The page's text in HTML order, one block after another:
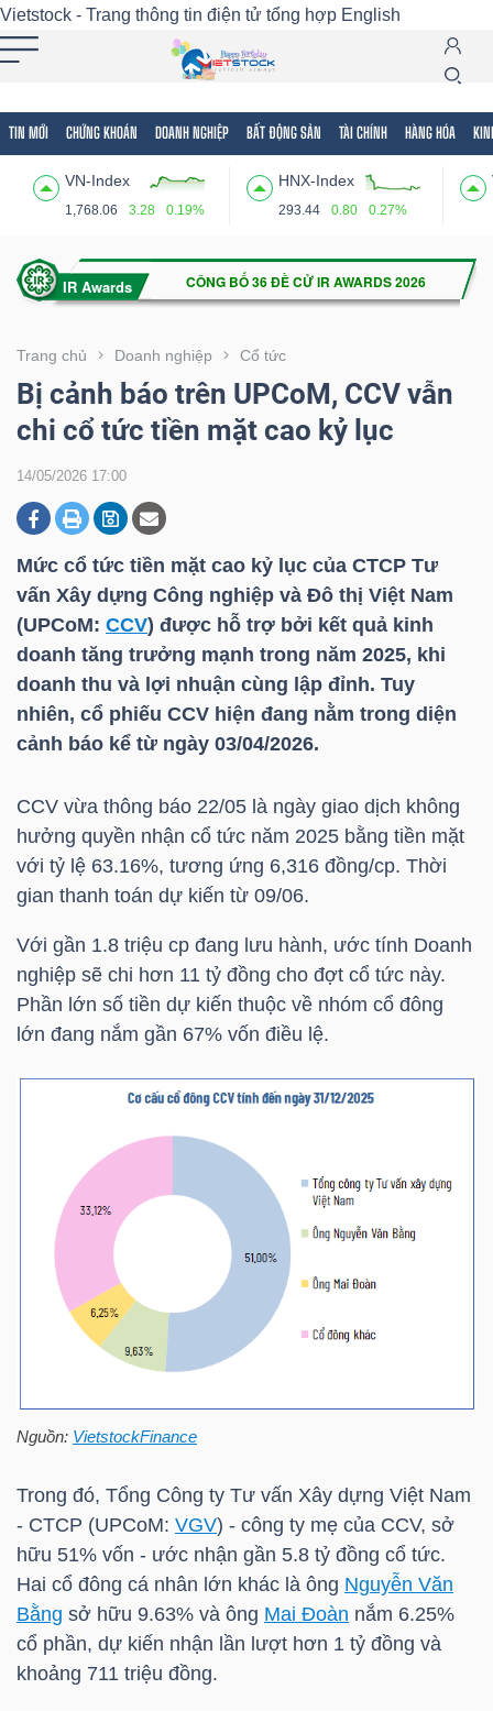
Vietstock - Trang thông tin điện tử tổng hợp English
TIN MỚI CHỨNG KHOÁN DOANH NGHIỆP BẤT ĐỘNG SẢN TÀI CHÍNH HÀNG HÓA
VN-Index
1,768.06 3.28 0.19%
HNX-Index
293.44 0.80 0.27%
Trang chủ Doanh nghiệp Cổ tức
Bị cảnh báo trên UPCoM, CCV vẫn
chi cổ tức tiền mặt cao kỷ lục
14/05/2026 17:00
Mức cổ tức tiền mặt cao kỷ lục của CTCP Tư
vấn Xây dựng Công nghiệp và Đô thị Việt Nam
(UPCoM: CCV) được hỗ trợ bởi kết quả kinh
doanh tăng trưởng mạnh trong năm 2025, khi
doanh thu và lợi nhuận cùng lập đỉnh. Tuy
nhiên, cổ phiếu CCV hiện đang nằm trong diện
cảnh báo kể từ ngày 03/04/2026.
CCV vừa thông báo 22/05 là ngày giao dịch không
hưởng quyền nhận cổ tức năm 2025 bằng tiền mặt
với tỷ lệ 63.16%, tương ứng 6,316 đồng/cp. Thời
gian thanh toán dự kiến từ 09/06.
Với gần 1.8 triệu cp đang lưu hành, ước tính Doanh
nghiệp sẽ chi hơn 11 tỷ đồng cho đợt cổ tức này.
Phần lớn số tiền dự kiến thuộc về nhóm cổ đông
lớn đang nắm gần 67% vốn điều lệ.
Nguồn: VietstockFinance
Trong đó, Tổng Công ty Tư vấn Xây dựng Việt Nam
- CTCP (UPCoM: VGV) - công ty mẹ của CCV, sở
hữu 51% vốn - ước nhận gần 5.8 tỷ đồng cổ tức.
Hai cổ đông cá nhân lớn khác là ông Nguyễn Văn
Bằng sở hữu 9.63% và ông Mai Đoàn nắm 6.25%
cổ phần, dự kiến nhận lần lượt hơn 1 tỷ đồng và
khoảng 711 triệu đồng.
Tất cả Tính năng Ngành Mã chứng khoán
Tính
(-)
VIETSTOCK
CHỨNG
DOANH
NGHIỆP
ĐỘNG
TÀI
CHÍNH
HÀNG
HÓA
THẾ
GIỚI
DƯƠNG
TÀI
CHÍNH
CÁ
NHÂN